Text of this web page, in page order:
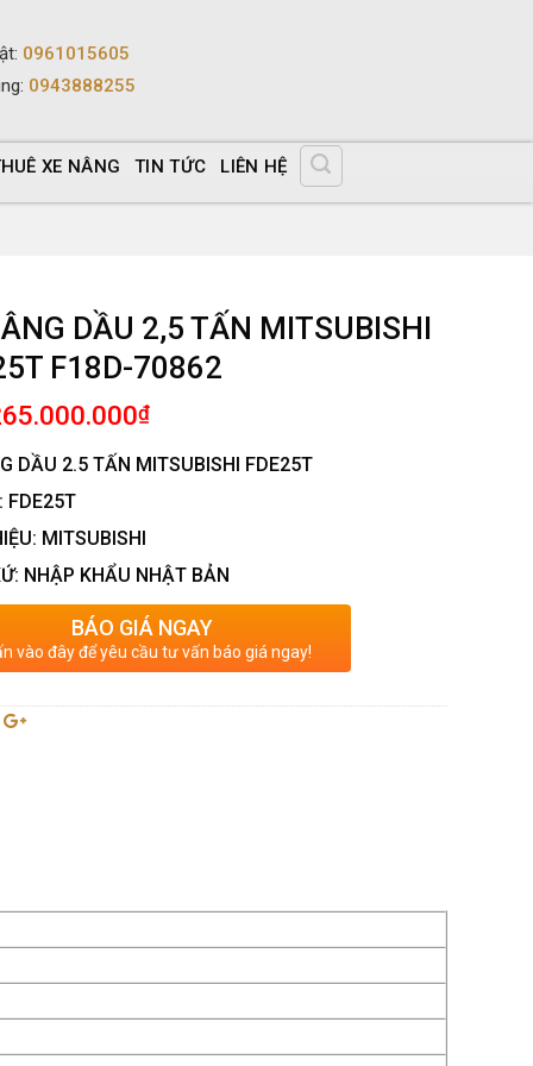
: 0961015605
: 0943888255
XE NÂNG TIN TỨC LIÊN HỆ
DẦU 2,5 TẤN MITSUBISHI
F18D-70862
₫
DẦU 2.5 TẤN MITSUBISHI FDE25T
FDE25T
MITSUBISHI
NHẬP KHẨU NHẬT BẢN
BÁO GIÁ NGAY
vào đây để yêu cầu tư vấn báo giá ngay!